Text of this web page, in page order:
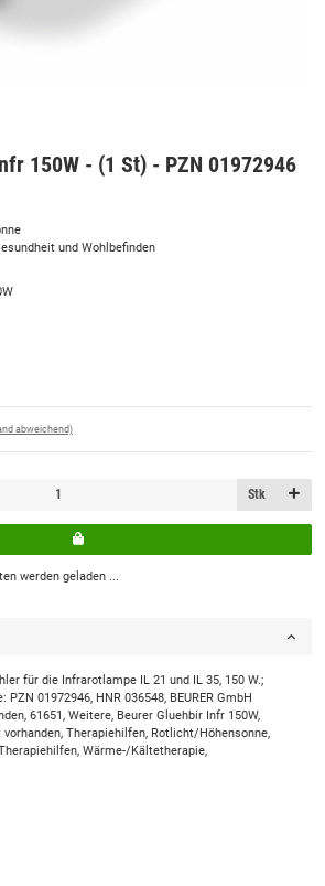
150W - (1 St) - PZN 01972946
und Wohlbefinden
abweichend)
Stk
werden geladen ...
für die Infrarotlampe IL 21 und IL 35, 150 W.;
01972946, HNR 036548, BEURER GmbH
61651, Weitere, Beurer Gluehbir Infr 150W,
Therapiehilfen, Rotlicht/Höhensonne,
Wärme-/Kältetherapie,